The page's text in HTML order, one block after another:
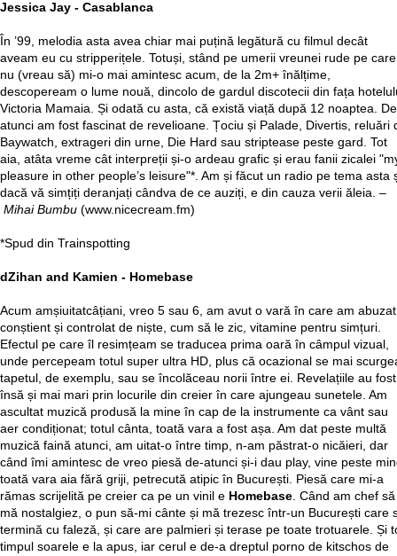
Jessica Jay - Casablanca
În ’99, melodia asta avea chiar mai puțină legătură cu filmul decât
aveam eu cu stripperițele. Totuși, stând pe umerii vreunei rude pe care
nu (vreau să) mi-o mai amintesc acum, de la 2m+ înălțime,
descopeream o lume nouă, dincolo de gardul discotecii din fața
Victoria Mamaia. Și odată cu asta, că există viață după 12 noaptea. De
atunci am fost fascinat de revelioane. Țociu și Palade, Divertis, reluări
Baywatch, extrageri din urne, Die Hard sau striptease peste gard. Tot
aia, atâta vreme cât interpreții și-o ardeau grafic și erau fanii zicalei
pleasure in other people’s leisure"*. Am și făcut un radio pe tema asta
dacă vă simțiți deranjați cândva de ce auziți, e din cauza verii ăleia. –
Mihai Bumbu (www.nicecream.fm)
*Spud din Trainspotting
dZihan and Kamien - Homebase
Acum amșiuitatcâțiani, vreo 5 sau 6, am avut o vară în care am abuzat
conștient și controlat de niște, cum să le zic, vitamine pentru simțuri.
Efectul pe care îl resimțeam se traducea prima oară în câmpul vizual,
unde percepeam totul super ultra HD, plus că ocazional se mai
tapetul, de exemplu, sau se încolăceau norii între ei. Revelațiile au fost
însă și mai mari prin locurile din creier în care ajungeau sunetele. Am
ascultat muzică produsă la mine în cap de la instrumente ca vânt sau
aer condiționat; totul cânta, toată vara a fost așa. Am dat peste multă
muzică faină atunci, am uitat-o între timp, n-am păstrat-o nicăieri, dar
când îmi amintesc de vreo piesă de-atunci și-i dau play, vine peste
toată vara aia fără griji, petrecută atipic în București. Piesă care mi-a
rămas scrijelită pe creier ca pe un vinil e Homebase. Când am chef să
mă nostalgiez, o pun să-mi cânte și mă trezesc într-un București care
termină cu faleză, și care are palmieri și terase pe toate trotuarele. Și
timpul soarele e la apus, iar cerul e de-a dreptul porno de kitschos de